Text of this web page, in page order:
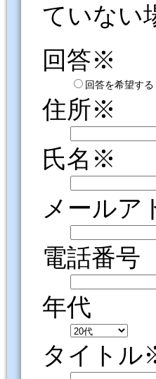
ていない
回答※
回答を希望する
住所※
氏名※
メールア
電話番号
年代
タイトル